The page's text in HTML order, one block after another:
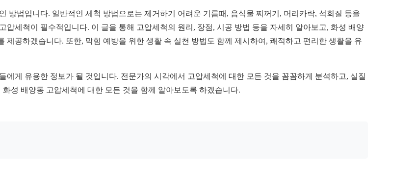
방법입니다. 일반적인 세척 방법으로는 제거하기 어려운 기름때, 음식물 찌꺼기, 머리카락, 석회질 등을
세척이 필수적입니다. 이 글을 통해 고압세척의 원리, 장점, 시공 방법 등을 자세히 알아보고, 화성 배양
공하겠습니다. 또한, 막힘 예방을 위한 생활 속 실천 방법도 함께 제시하여, 쾌적하고 편리한 생활을 유
게 유용한 정보가 될 것입니다. 전문가의 시각에서 고압세척에 대한 모든 것을 꼼꼼하게 분석하고, 실질
성 배양동 고압세척에 대한 모든 것을 함께 알아보도록 하겠습니다.